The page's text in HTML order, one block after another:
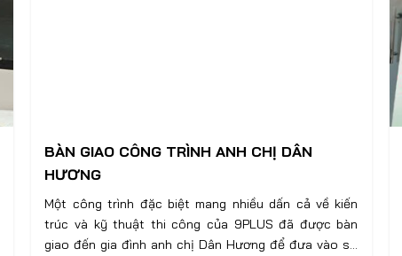
BÀN GIAO CÔNG TRÌNH ANH CHỊ DÂN
HƯƠNG
Một công trình đặc biệt mang nhiều dấn cả về kiến
trúc và kỹ thuật thi công của 9PLUS đã được bàn
giao đến gia đình anh chị Dân Hương để đưa vào sử